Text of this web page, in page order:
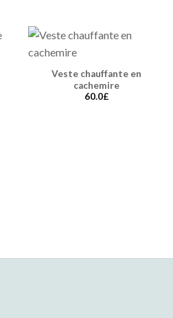
Veste chauffante en
cachemire
60.0£